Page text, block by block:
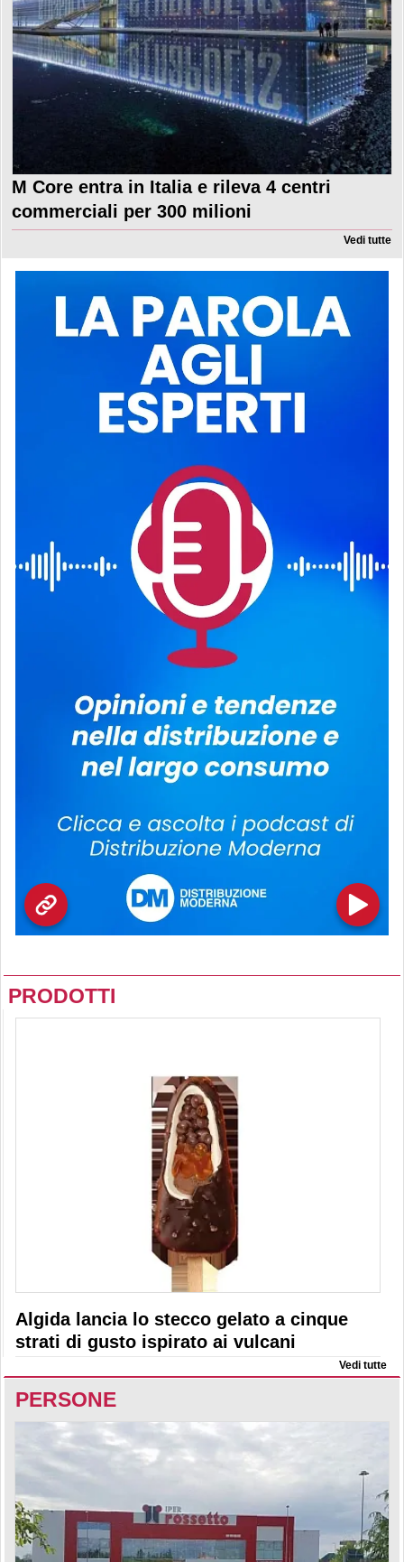
M Core entra in Italia e rileva 4 centri
commerciali per 300 milioni
Vedi tutte
PRODOTTI
Algida lancia lo stecco gelato a cinque
strati di gusto ispirato ai vulcani
Vedi tutte
PERSONE